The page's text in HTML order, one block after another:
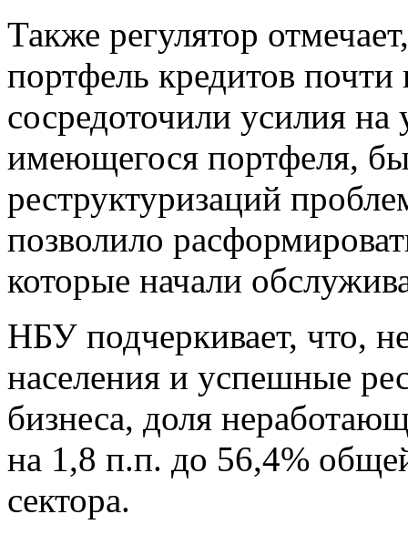
Также регулятор
портфель кредитов
сосредоточили усилия на
имеющегося портфеля,
реструктуризаций
позволило
которые начали
НБУ подчеркивает, что,
населения и успешные
бизнеса, доля
на 1,8 п.п. до 56,4%
сектора.